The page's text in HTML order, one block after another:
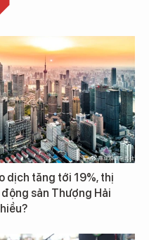
dịch tăng tới 19%, thị
sản Thượng Hải